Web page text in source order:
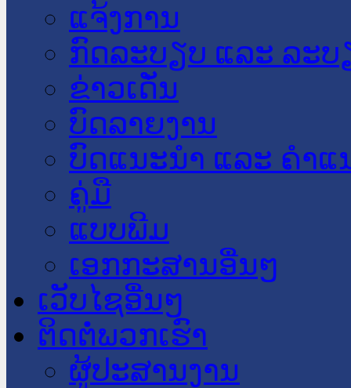
ແຈ້ງການ
ກົດລະບຽບ ແລະ ລະບ
ຂ່າວເດັ່ນ
ບົດລາຍງານ
ບົດແນະນໍາ ແລະ ຄໍາແ
ຄູ່ມື
ແບບພີມ
ເອກກະສານອື່ນໆ
ເວັບໄຊອື່ນໆ
ຕິດຕໍ່ພວກເຮົາ
ຜູ້ປະສານງານ